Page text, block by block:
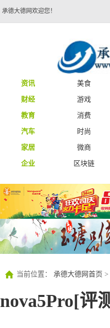
承德大德网欢迎您！
资讯 美食
财经
游戏
教育
消费
汽车
时尚
家居
微商
企业
区块链
当前位置： 承德大德网首页 >
nova5Pro[评